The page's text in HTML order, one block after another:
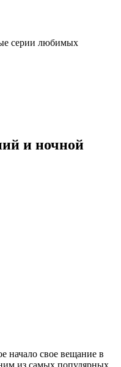
серии любимых
и ночной
начало свое вещание в
из самых популярных